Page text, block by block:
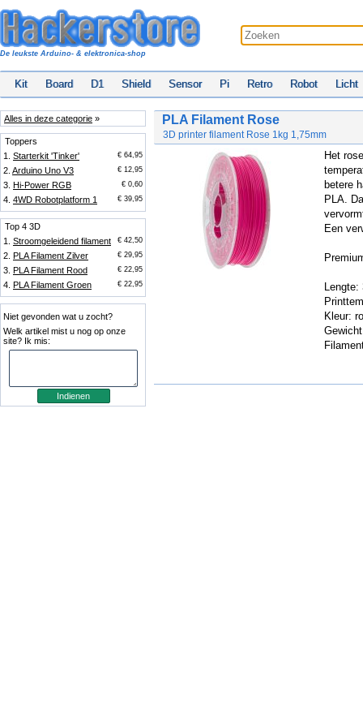
De leukste Arduino- & elektronica-shop
Kit Board D1 Shield Sensor Pi Retro Robot Licht
Alles in deze categorie »
Toppers
1. Starterkit 'Tinker' € 64,95
2. Arduino Uno V3 € 12,95
3. Hi-Power RGB € 0,60
4. 4WD Robotplatform 1 € 39,95
Top 4 3D
1. Stroomgeleidend filament € 42,50
2. PLA Filament Zilver € 29,95
3. PLA Filament Rood € 22,95
4. PLA Filament Groen € 22,95
Niet gevonden wat u zocht?
Welk artikel mist u nog op onze
site? Ik mis:
PLA Filament Rose
3D printer filament Rose 1kg 1,75mm
Het
betere
PLA.
Een
Lengte:
Kleur: